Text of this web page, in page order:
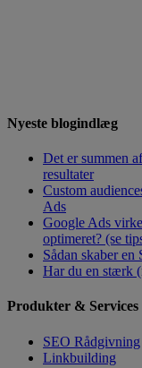
Nyeste blogindlæg
Det er summen
resultater
Custom
Ads
Google Ads
optimeret? (se
Sådan skaber
Har du en stærk
Produkter & Services
SEO Rådgivning
Linkbuilding